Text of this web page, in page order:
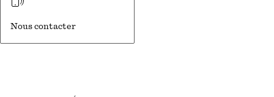
Nous contacter